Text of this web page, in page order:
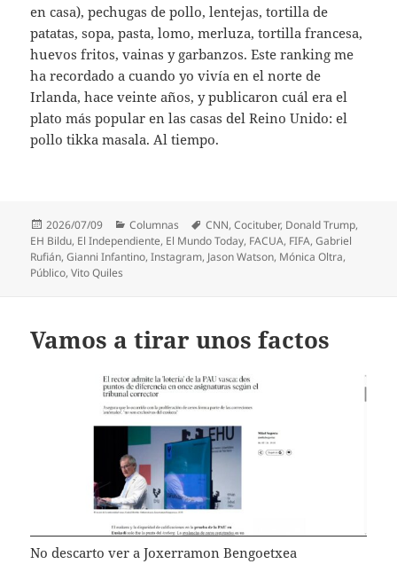
en casa), pechugas de pollo, lentejas, tortilla de
patatas, sopa, pasta, lomo, merluza, tortilla francesa,
huevos fritos, vainas y garbanzos. Este ranking me
ha recordado a cuando yo vivía en el norte de
Irlanda, hace veinte años, y publicaron cuál era el
plato más popular en las casas del Reino Unido: el
pollo tikka masala. Al tiempo.
Publicado
el
2026/07/09 Categorías
Columnas Etiquetas
CNN,Cocituber, Donald Trump,
EH Bildu, El Independiente, El Mundo Today, FACUA, FIFA,Gabriel
Rufián,Gianni Infantino,Instagram, Jason Watson, Mónica Oltra,
Público,Vito Quiles
Vamos a tirar unos factos
No descarto ver a Joxerramon Bengoetxea